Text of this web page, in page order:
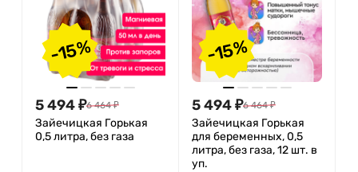
-15%
5 494₽6 464 ₽
Зайечицкая Горькая
0,5 литра, без газа
-15%
5 494₽6 464 ₽
Зайечицкая Горькая
для беременных, 0,5
литра, без газа, 12 шт. в
уп.